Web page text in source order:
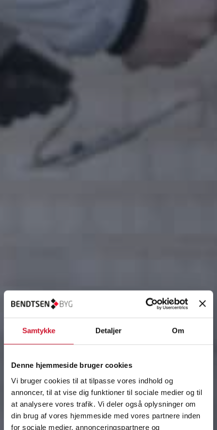
Samtykke Detaljer Om
Denne hjemmeside bruger cookies
Vi bruger cookies til at tilpasse vores indhold og
annoncer, til at vise dig funktioner til sociale medier og til
at analysere vores trafik. Vi deler også oplysninger om
din brug af vores hjemmeside med vores partnere inden
for sociale medier, annonceringspartnere og